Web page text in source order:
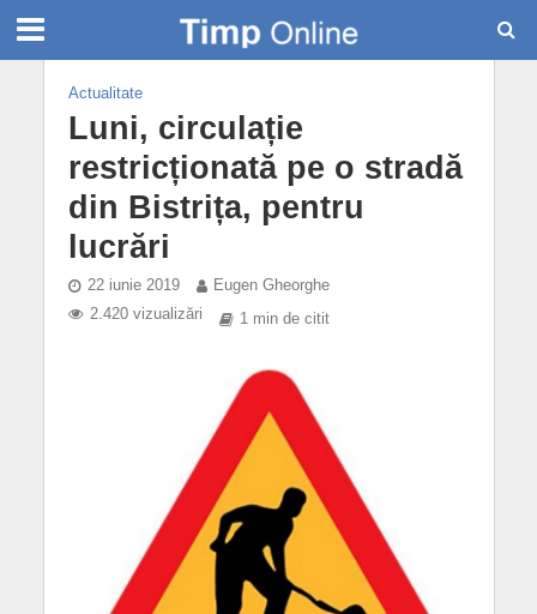
Actualitate
Luni, circulație
restricționată pe o stradă
din Bistrița, pentru
lucrări
22 iunie 2019
Eugen Gheorghe
2.420 vizualizări
1 min de citit